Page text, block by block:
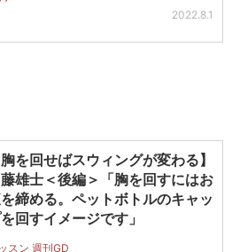
2022.8.1
胸を回せばスウィングが変わる】
雄士＜後編＞「胸を回すにはお
締める。ペットボトルのキャッ
回すイメージです」
スン 週刊GD